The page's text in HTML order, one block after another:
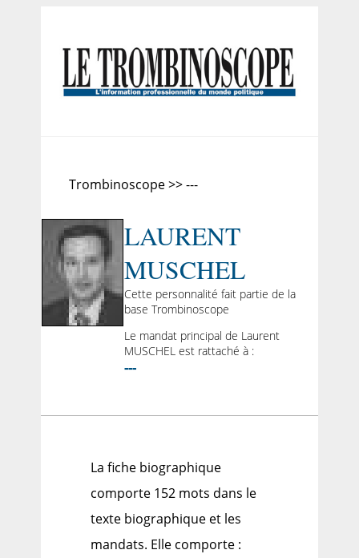
Trombinoscope >> ---
LAURENT
MUSCHEL
Cette personnalité fait partie de la
base Trombinoscope
Le mandat principal de Laurent
MUSCHEL est rattaché à :
---
La fiche biographique
comporte 152 mots dans le
texte biographique et les
mandats. Elle comporte :